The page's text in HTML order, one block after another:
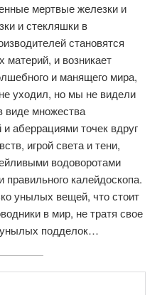
мертвые железки и
и стекляшки в
становятся
материй, и возникает
и манящего мира,
уходил, но мы не видели
виде множества
аберрациями точек вдруг
игрой света и тени,
водоворотами
правильного калейдоскопа.
унылых вещей, что стоит
в мир, не тратя свое
унылых подделок…